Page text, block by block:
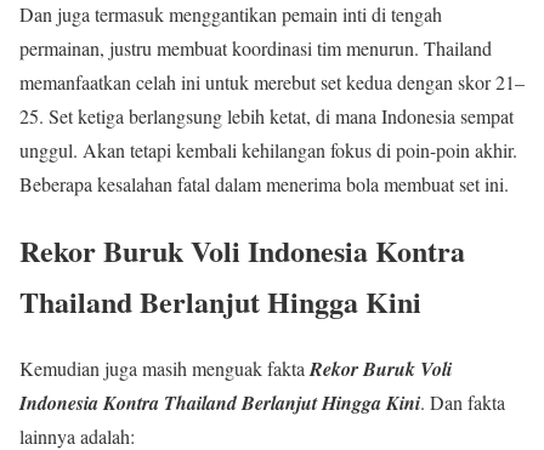
Dan juga termasuk menggantikan pemain inti di tengah
permainan, justru membuat koordinasi tim menurun. Thailand
memanfaatkan celah ini untuk merebut set kedua dengan skor 21–
25. Set ketiga berlangsung lebih ketat, di mana Indonesia sempat
unggul. Akan tetapi kembali kehilangan fokus di poin-poin akhir.
Beberapa kesalahan fatal dalam menerima bola membuat set ini.
Rekor Buruk Voli Indonesia Kontra
Thailand Berlanjut Hingga Kini
Kemudian juga masih menguak fakta Rekor Buruk Voli
Indonesia Kontra Thailand Berlanjut Hingga Kini. Dan fakta
lainnya adalah: